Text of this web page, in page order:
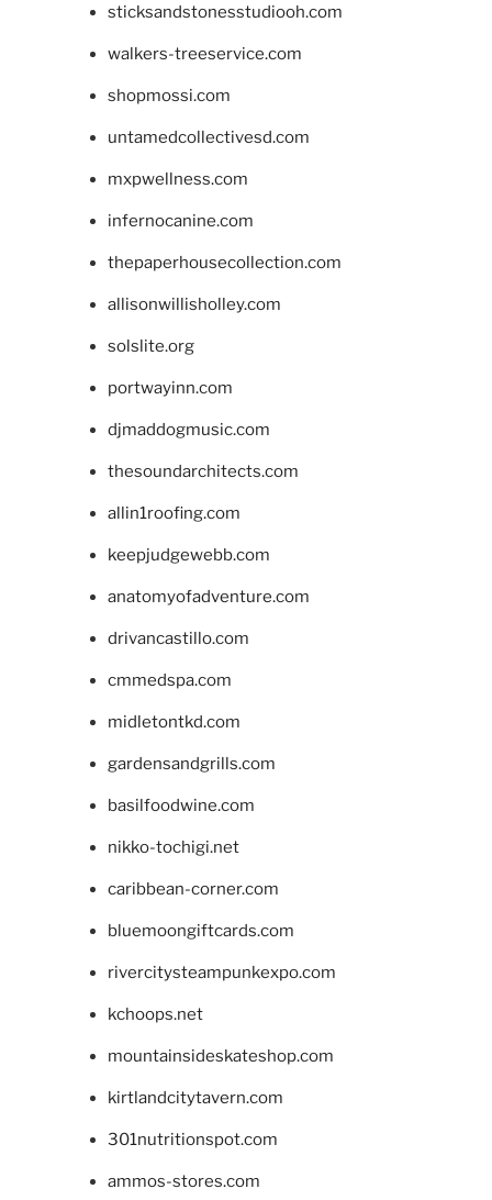
sticksandstonesstudiooh.com
walkers-treeservice.com
shopmossi.com
untamedcollectivesd.com
mxpwellness.com
infernocanine.com
thepaperhousecollection.com
allisonwillisholley.com
solslite.org
portwayinn.com
djmaddogmusic.com
thesoundarchitects.com
allin1roofing.com
keepjudgewebb.com
anatomyofadventure.com
drivancastillo.com
cmmedspa.com
midletontkd.com
gardensandgrills.com
basilfoodwine.com
nikko-tochigi.net
caribbean-corner.com
bluemoongiftcards.com
rivercitysteampunkexpo.com
kchoops.net
mountainsideskateshop.com
kirtlandcitytavern.com
301nutritionspot.com
ammos-stores.com